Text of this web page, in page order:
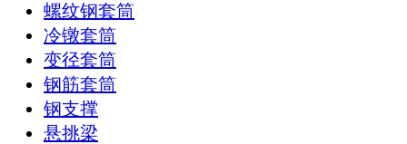
螺纹钢套筒
冷镦套筒
变径套筒
钢筋套筒
钢支撑
悬挑梁